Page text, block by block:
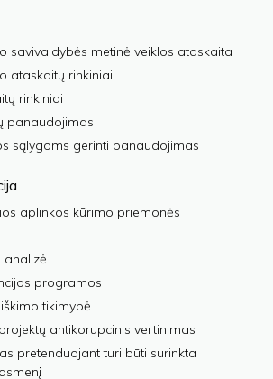
savivaldybės metinė veiklos ataskaita
ataskaitų rinkiniai
rinkiniai
panaudojimas
sąlygoms gerinti panaudojimas
aplinkos kūrimo priemonės
analizė
programos
tikimybė
antikorupcinis vertinimas
pretenduojant turi būti surinkta